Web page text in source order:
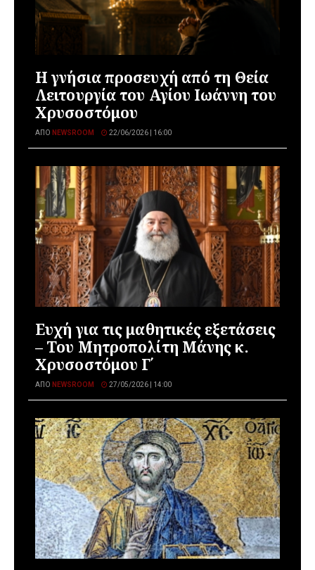
Η γνήσια προσευχή από τη Θεία
Λειτουργία του Αγίου Ιωάννη του
Χρυσοστόμου
ΑΠΌ NEWSROOM 22/06/2026 | 16:00
Ευχή για τις μαθητικές εξετάσεις
– Του Μητροπολίτη Μάνης κ.
Χρυσοστόμου Γ΄
ΑΠΌ NEWSROOM 27/05/2026 | 14:00